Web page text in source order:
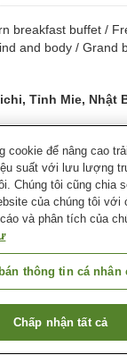
breakfast buffet /
and body / Grand
Tỉnh Mie, Nhật
440lượt
Xông hơi
Tỉnh Mie
Thành
Tìm phòng trống
cookie để nâng cao
suất với lưu lượng
Chúng tôi cũng chia
của chúng tôi với
và phân tích của
thông tin cá nhân
Chấp nhận tất cả